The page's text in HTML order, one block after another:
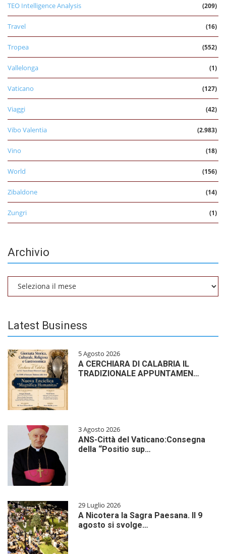
TEO Intelligence Analysis (209)
Travel (16)
Tropea (552)
Vallelonga (1)
Vaticano (127)
Viaggi (42)
Vibo Valentia (2.983)
Vino (18)
World (156)
Zibaldone (14)
Zungri (1)
Archivio
Archivio
Latest Business
5 Agosto 2026
A CERCHIARA DI CALABRIA IL
TRADIZIONALE APPUNTAMEN…
3 Agosto 2026
ANS-Città del Vaticano:Consegna
della “Positio sup…
29 Luglio 2026
A Nicotera la Sagra Paesana. Il 9
agosto si svolge…